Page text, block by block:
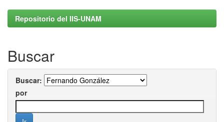
Repositorio del IIS-UNAM
Buscar
Buscar:
por